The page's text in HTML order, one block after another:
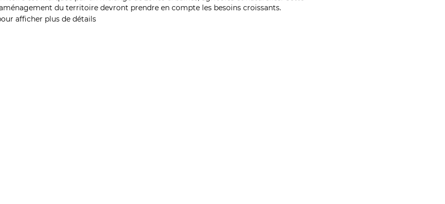
du territoire devront prendre en compte les besoins croissants.
afficher plus de détails